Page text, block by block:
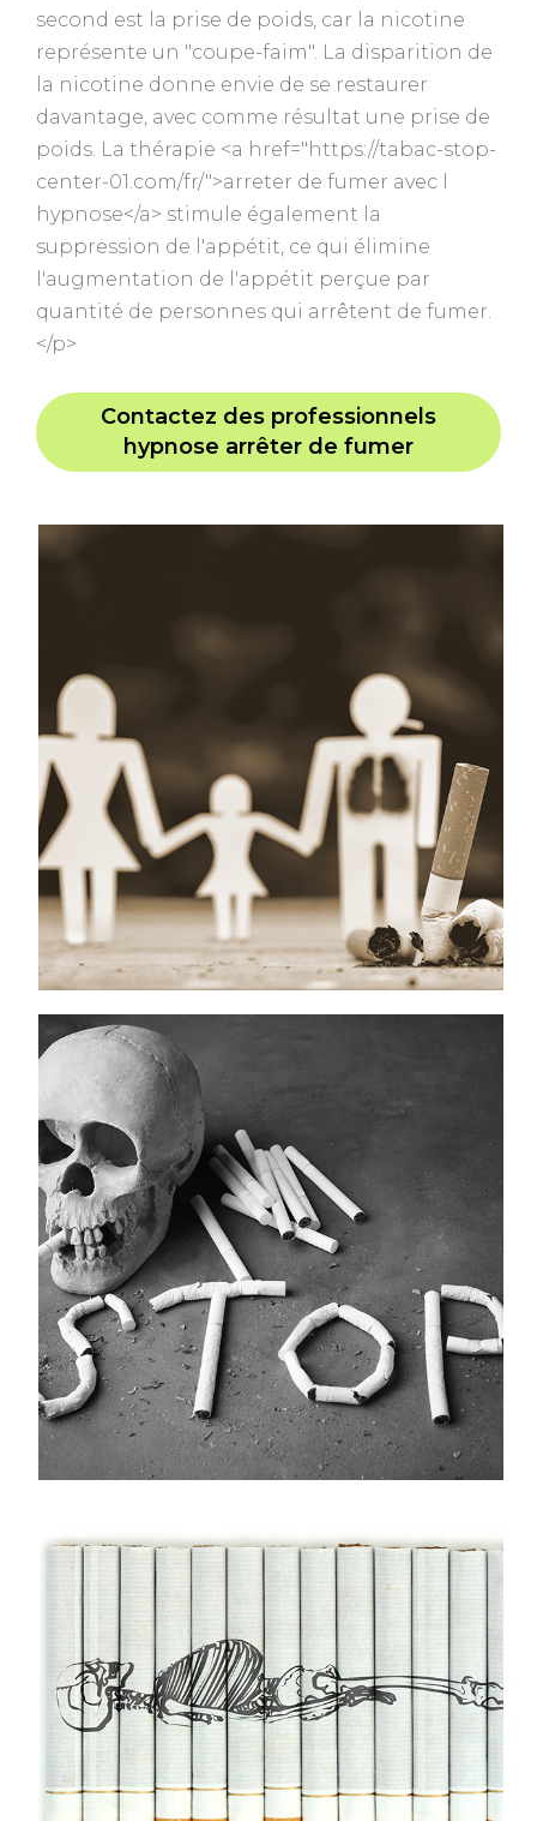
second est la prise de poids, car la nicotine
représente un "coupe-faim". La disparition de
la nicotine donne envie de se restaurer
davantage, avec comme résultat une prise de
poids. La thérapie <a href="https://tabac-stop-
center-01.com/fr/">arreter de fumer avec l
hypnose</a> stimule également la
suppression de l'appétit, ce qui élimine
l'augmentation de l'appétit perçue par
quantité de personnes qui arrêtent de fumer.
</p>
Contactez des professionnels
hypnose arrêter de fumer